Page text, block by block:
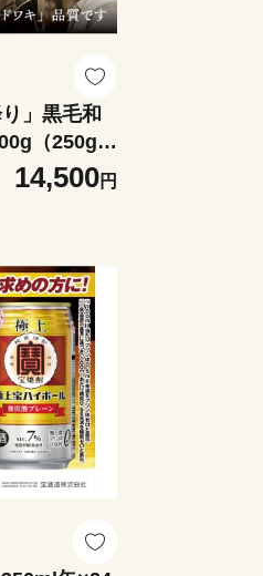
」黒毛和
（250g×
つの麓（ふ
った美味
県 四日市
14,500円